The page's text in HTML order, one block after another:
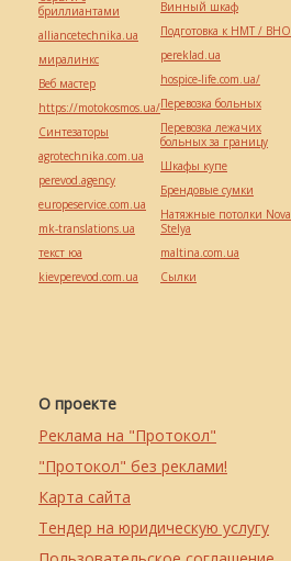
О проекте
Реклама на "Протокол"
"Протокол" без реклами!
Карта сайта
Тендер на юридическую услугу
бриллиантами
alliancetechnika.ua
миралинкс
Веб мастер
https://motokosmos.ua/
Синтезаторы
agrotechnika.com.ua
perevod.agency
europeservice.com.ua
mk-translations.ua
текст юа
kievperevod.com.ua
Винный шкаф
Подготовка к НМТ / ВНО
pereklad.ua
hospice-life.com.ua/
Перевозка больных
Перевозка лежачих
больных за границу
Шкафы купе
Брендовые сумки
Натяжные потолки Nova
Stelya
maltina.com.ua
Cылки